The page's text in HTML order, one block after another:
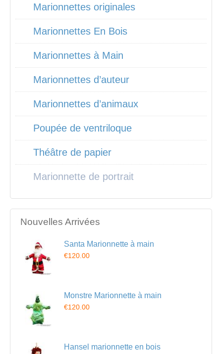
Marionnettes originales
Marionnettes En Bois
Marionnettes à Main
Marionnettes d’auteur
Marionnettes d’animaux
Poupée de ventriloque
Théâtre de papier
Marionnette de portrait
Nouvelles Arrivées
Santa Marionnette à main
€120.00
Monstre Marionnette à main
€120.00
Hansel marionnette en bois